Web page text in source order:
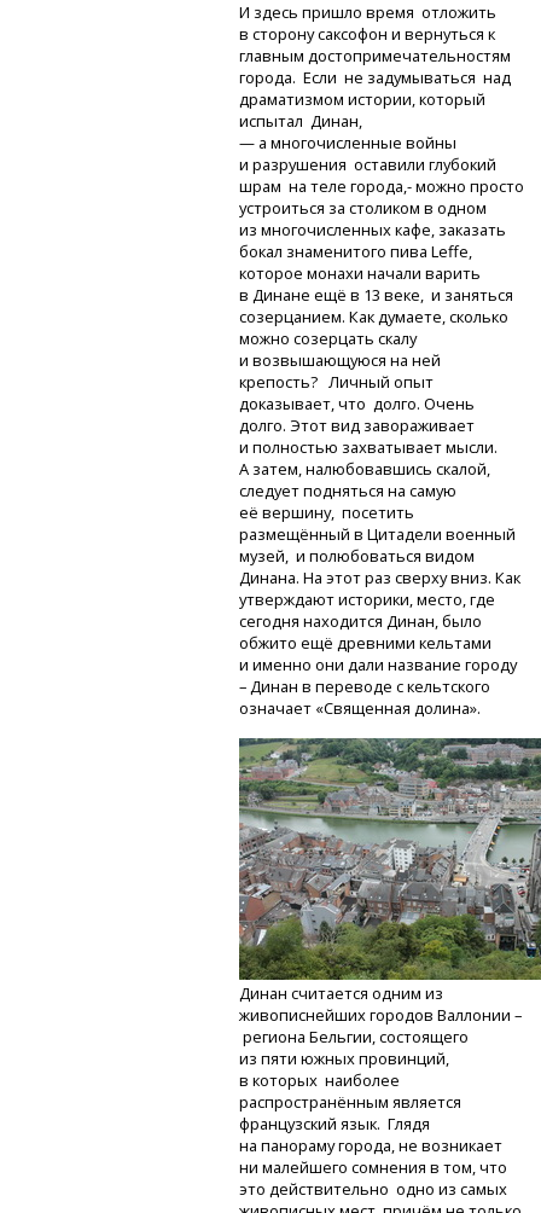
И здесь пришло время отложить
в сторону саксофон и вернуться к
главным достопримечательностям
города. Если не задумываться над
драматизмом истории, который
испытал Динан,
— а многочисленные войны
и разрушения оставили глубокий
шрам на теле города,- можно просто
устроиться за столиком в одном
из многочисленных кафе, заказать
бокал знаменитого пива Leffe,
которое монахи начали варить
в Динане ещё в 13 веке, и заняться
созерцанием. Как думаете, сколько
можно созерцать скалу
и возвышающуюся на ней
крепость? Личный опыт
доказывает, что долго. Очень
долго. Этот вид завораживает
и полностью захватывает мысли.
А затем, налюбовавшись скалой,
следует подняться на самую
её вершину, посетить
размещённый в Цитадели военный
музей, и полюбоваться видом
Динана. На этот раз сверху вниз. Как
утверждают историки, место, где
сегодня находится Динан, было
обжито ещё древними кельтами
и именно они дали название городу
– Динан в переводе с кельтского
означает «Священная долина».
Динан считается одним из
живописнейших городов Валлонии –
региона Бельгии, состоящего
из пяти южных провинций,
в которых наиболее
распространённым является
французский язык. Глядя
на панораму города, не возникает
ни малейшего сомнения в том, что
это действительно одно из самых